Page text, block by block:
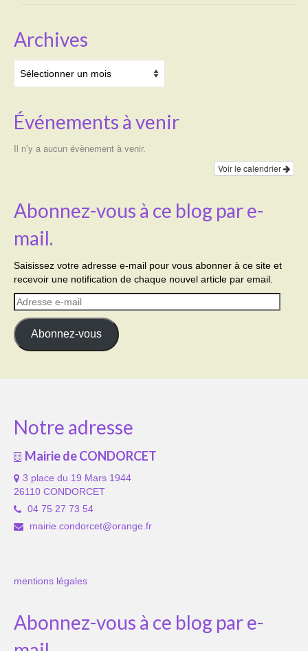
Archives
Événements à venir
Il n’y a aucun évènement à venir.
Voir le calendrier
Abonnez-vous à ce blog par e-
mail.
Saisissez votre adresse e-mail pour vous abonner à ce site et
recevoir une notification de chaque nouvel article par email.
Adresse
e-
mail
Abonnez-vous
Notre adresse
Mairie de CONDORCET
3 place du 19 Mars 1944
26110 CONDORCET
04 75 27 73 54
mairie.condorcet@orange.fr
mentions légales
Abonnez-vous à ce blog par e-